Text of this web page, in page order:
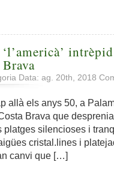
Data: ag. 20th, 2018
allà els anys 50, a
Brava que
platges silencioses i
cristal.lines i
canvi que […]